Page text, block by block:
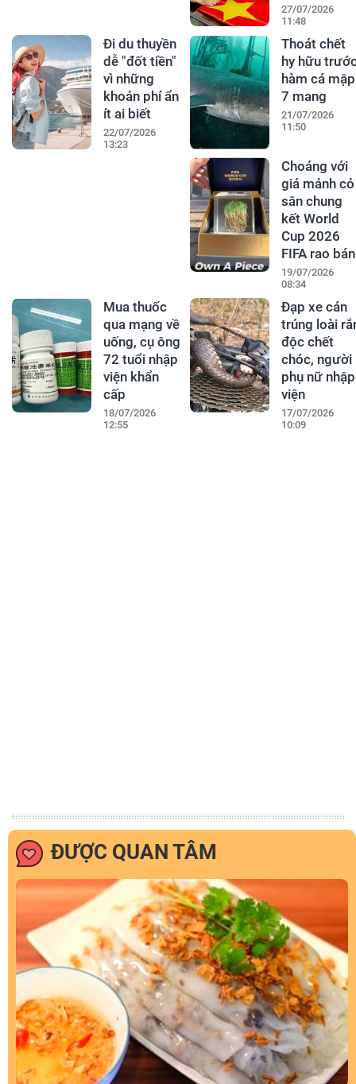
27/07/2026
11:48
Đi du thuyền
dễ "đốt tiền"
vì những
khoản phí ẩn
ít ai biết
22/07/2026
13:23
Thoát chết
hy hữu
hàm cá mập
7 mang
21/07/2026
11:50
Choáng với
giá mảnh cỏ
sân chung
kết World
Cup 2026
FIFA rao bán
19/07/2026
08:34
Mua thuốc
qua mạng về
uống, cụ ông
72 tuổi nhập
viện khẩn
cấp
18/07/2026
12:55
Đạp xe cán
trúng loài
độc chết
chóc, người
phụ nữ nhập
viện
17/07/2026
10:09
ĐƯỢC QUAN TÂM